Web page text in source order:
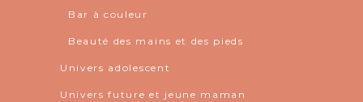
Bar à couleur
Beauté des mains et des pieds
Univers adolescent
Univers future et jeune maman